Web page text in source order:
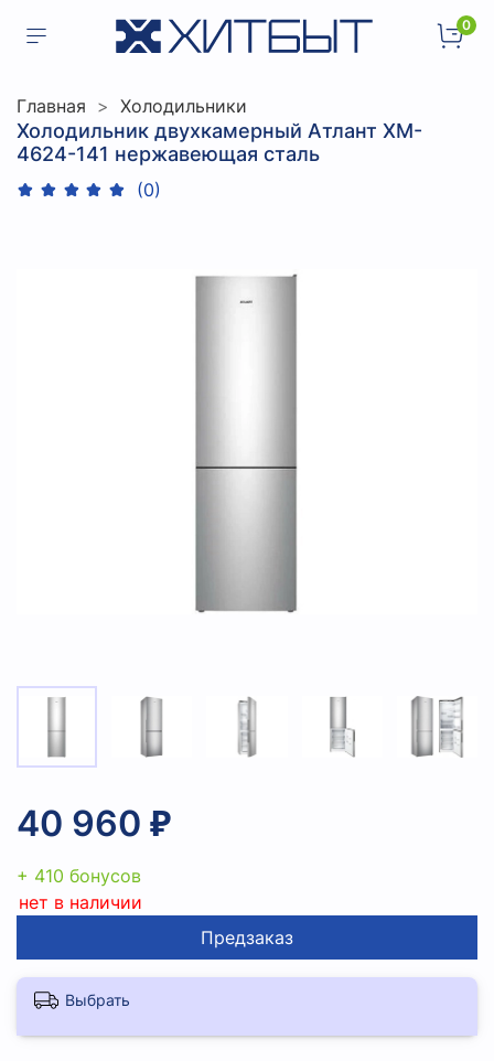
0
Главная Холодильники
Холодильник двухкамерный Атлант XM-
4624-141 нержавеющая сталь
(0)
40 960 ₽
+ 410 бонусов
нет в наличии
Предзаказ
Выбрать